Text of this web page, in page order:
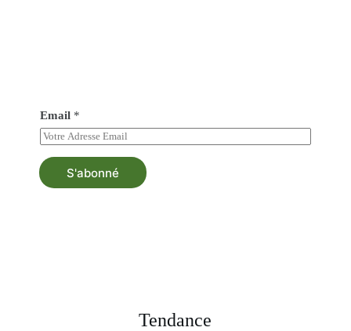
Email *
S'abonné
Tendance